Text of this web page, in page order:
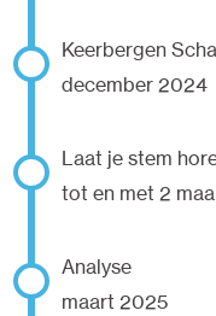
Keerbergen
december 2024
Laat je stem
tot en met 2
Analyse
maart 2025